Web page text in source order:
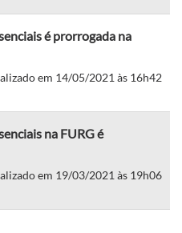
é prorrogada na
em 14/05/2021 às 16h42
na FURG é
em 19/03/2021 às 19h06